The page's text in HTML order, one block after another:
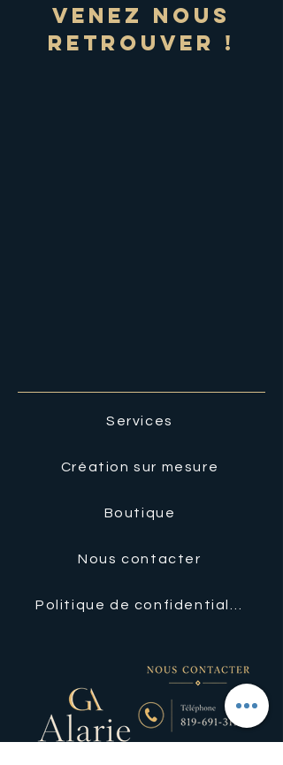
Venez nous
retrouver !
Services
Création sur mesure
Boutique
Nous contacter